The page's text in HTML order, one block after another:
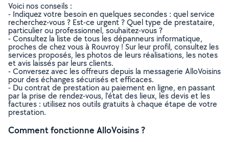
Voici nos conseils :
- Indiquez votre besoin en quelques secondes : quel service
recherchez-vous ? Est-ce urgent ? Quel type de prestataire,
particulier ou professionnel, souhaitez-vous ?
- Consultez la liste de tous les dépanneurs informatique,
proches de chez vous à Rouvroy ! Sur leur profil, consultez les
services proposés, les photos de leurs réalisations, les notes
et avis laissés par leurs clients.
- Conversez avec les offreurs depuis la messagerie AlloVoisins
pour des échanges sécurisés et efficaces.
- Du contrat de prestation au paiement en ligne, en passant
par la prise de rendez-vous, l’état des lieux, les devis et les
factures : utilisez nos outils gratuits à chaque étape de votre
prestation.
Comment fonctionne AlloVoisins ?